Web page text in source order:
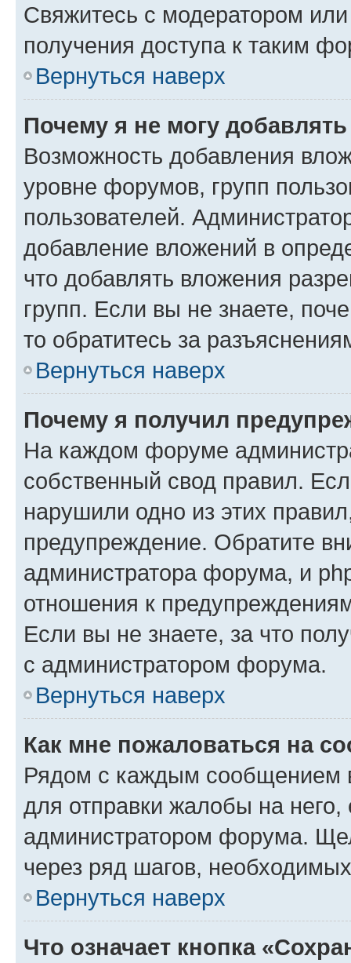
Свяжитесь с модератором
получения доступа к таким
Вернуться наверх
Почему я не могу
Возможность добавления
уровне форумов, групп
пользователей.
добавление вложений в
что добавлять вложения
групп. Если вы не знаете,
то обратитесь за
Вернуться наверх
Почему я получил
На каждом форуме
собственный свод правил.
нарушили одно из этих
предупреждение. Обратите
администратора форума, и
отношения к
Если вы не знаете, за что
с администратором форума.
Вернуться наверх
Как мне пожаловаться на
Рядом с каждым сообщением
для отправки жалобы на
администратором форума.
через ряд шагов,
Вернуться наверх
Что означает кнопка